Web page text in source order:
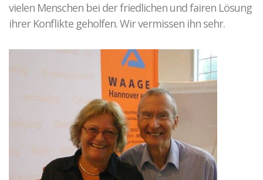
Fallkonstellation
Netzwerk HAIP
Elternkonflikte
Ablauf der Beratung / Vermittlung
Hintergrund
Fallbeispiele
Mediationsausbildung
Grundkurs Mediation
vielen Menschen bei der friedlichen und fairen Lösung
ihrer Konflikte geholfen. Wir vermissen ihn sehr.